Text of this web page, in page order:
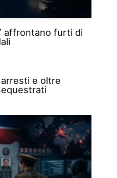
affrontano furti di
e oltre